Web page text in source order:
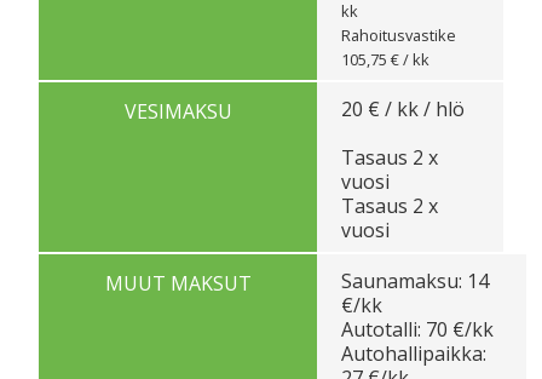
kk
Rahoitusvastike
105,75 € / kk
VESIMAKSU
20 € / kk / hlö
Tasaus 2 x
vuosi
Tasaus 2 x
vuosi
MUUT MAKSUT
Saunamaksu: 14
€/kk
Autotalli: 70 €/kk
Autohallipaikka: